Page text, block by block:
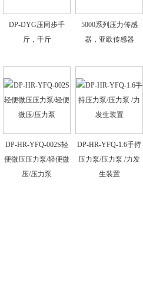
DP-DYG压同步千
斤，千斤
5000系列压力传感
器，亚欧传感器
DP-HR-YFQ-002S轻
便微压压力泵/轻便微
压/压力泵
DP-HR-YFQ-1.6手持
压力泵/压力泵 /力发
生装置